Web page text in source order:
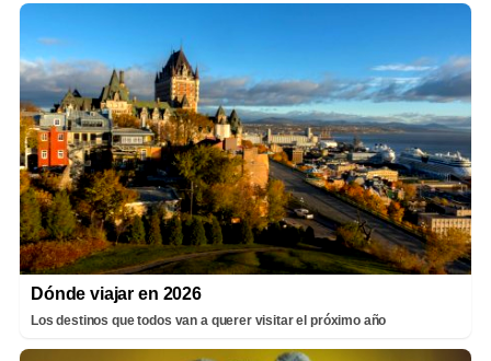
Dónde viajar en 2026
Los destinos que todos van a querer visitar el próximo año